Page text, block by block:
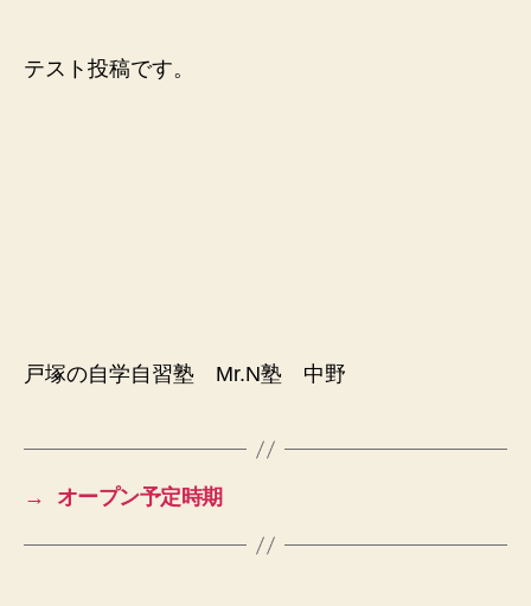
テスト投稿です。
戸塚の自学自習塾 Mr.N塾 中野
→ オープン予定時期